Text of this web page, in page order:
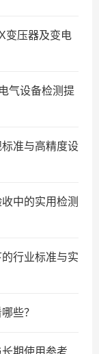
变压器及变电
气设备检测提
准与高精度设
中的实用检测
行业标准与实
些？
期使用参考